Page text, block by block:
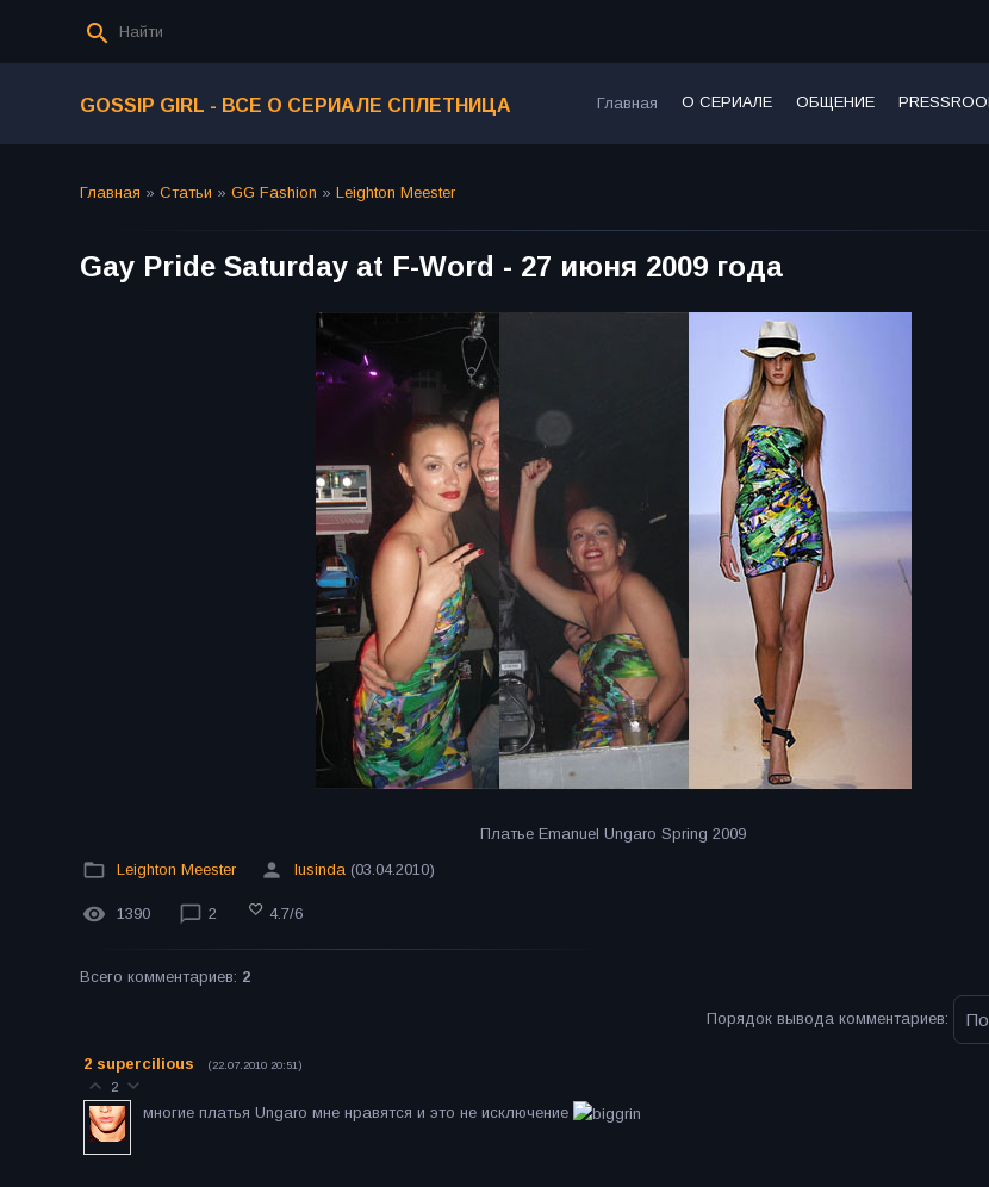
GOSSIP GIRL - ВСЕ О СЕРИАЛЕ СПЛЕТНИЦА Главная О СЕРИАЛЕ ОБЩЕНИЕ
Главная » Статьи » GG Fashion » Leighton Meester
Gay Pride Saturday at F-Word - 27 июня 2009 года
Платье Emanuel Ungaro Spring 2009
Leighton Meester
lusinda (03.04.2010)
1390 2 4.7/6
Всего комментариев: 2
Порядок вывода комментариев:
2 supercilious (22.07.2010 20:51)
2
многие платья Ungaro мне нравятся и это не исключение